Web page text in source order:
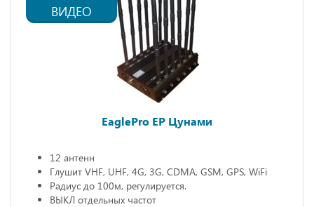
ВИДЕО
EaglePro EP Цунами
12 антенн
Глушит VHF, UHF, 4G, 3G, CDMA, GSM, GPS, WiFi
Радиус до 100м, регулируется.
ВЫКЛ отдельных частот